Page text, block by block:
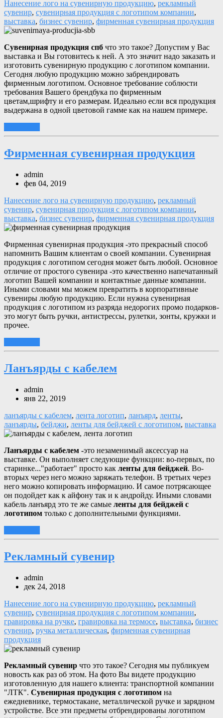
Нанесение лого на сувенирную продукцию, рекламный
сувенир, сувенирная продукция с логотипом компании,
выставка, бизнес сувенир, фирменная сувенирная продукция
Сувенирная продукция спб что это такое? Допустим у Вас
выставка и Вы готовитесь к ней. А это значит надо заказать и
изготовить сувенирную продукцию с логотипом компании.
Сегодня любую продукцию можно забрендировать
фирменным логотипом. Основное требование соблюсти
требования Вашего брендбука по фирменным
цветам,шрифту и его размерам. Идеально если вся продукция
выдержана в одной цветовой гамме как на нашем примере.
Фирменная сувенирная продукция
admin
фев 04, 2019
Нанесение лого на сувенирную продукцию, рекламный
сувенир, сувенирная продукция с логотипом компании,
выставка, бизнес сувенир, фирменная сувенирная продукция
Фирменная сувенирная продукция -это прекрасный способ
напомнить Вашим клиентам о своей компании. Сувенирная
продукция с логотипом сегодня может быть любой. Основное
отличие от простого сувенира -это качественно напечатанный
логотип Вашей компании и контактные данные компании.
Иными словами мы можем превратить в корпоративные
сувениры любую продукцию. Если нужна сувенирная
продукция с логотипом из разряда недорогих промо подарков-
это могут быть ручки, антистрессы, рулетки, зонты, кружки и
прочее.
Ланъярды с кабелем
admin
янв 22, 2019
ланъярды с кабелем, лента логотип, ланъярд, ленты,
ланъярды, бейджи, ленты для бейджей с логотипом, выставка
Ланъярды с кабелем -это незаменимый аксессуар на
выставке. Он выполняет следующие функции: во-первых, по
старинке..."работает" просто как ленты для бейджей. Во-
вторых через него можно заряжать телефон. В третьих через
него можно копировать информацию. И самое потрясающее
он подойдет как к айфону так и к андройду. Иными словами
кабель ланъярд это те же самые ленты для бейджей с
логотипом только с дополнительными функциями.
Рекламный сувенир
admin
дек 24, 2018
Нанесение лого на сувенирную продукцию, рекламный
сувенир, сувенирная продукция с логотипом компании,
гравировка на ручке, гравировка на термосе, выставка, бизнес
сувенир, ручка металлическая, фирменная сувенирная
продукция
Рекламный сувенир что это такое? Сегодня мы публикуем
новость как раз об этом. На фото Вы видете продукцию
изготовленную для нашего клиента: транспортной компании
"ЛТК". Сувенирная продукция с логотипом на
ежедневнике, термостакане, металлической ручке и зарядном
устройстве. Все эти предметы отбрендированы логотипом